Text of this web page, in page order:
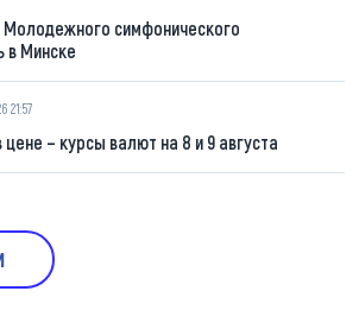
симфонического
в Минске
21:57
– курсы валют на 8 и 9 августа